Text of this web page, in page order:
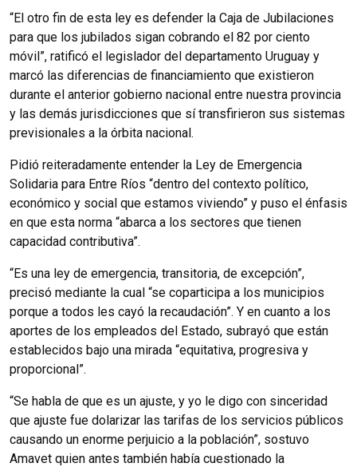
“El otro fin de esta ley es defender la Caja de Jubilaciones
para que los jubilados sigan cobrando el 82 por ciento
móvil”, ratificó el legislador del departamento Uruguay y
marcó las diferencias de financiamiento que existieron
durante el anterior gobierno nacional entre nuestra provincia
y las demás jurisdicciones que sí transfirieron sus sistemas
previsionales a la órbita nacional.
Pidió reiteradamente entender la Ley de Emergencia
Solidaria para Entre Ríos “dentro del contexto político,
económico y social que estamos viviendo” y puso el énfasis
en que esta norma “abarca a los sectores que tienen
capacidad contributiva”.
“Es una ley de emergencia, transitoria, de excepción”,
precisó mediante la cual “se coparticipa a los municipios
porque a todos les cayó la recaudación”. Y en cuanto a los
aportes de los empleados del Estado, subrayó que están
establecidos bajo una mirada “equitativa, progresiva y
proporcional”.
“Se habla de que es un ajuste, y yo le digo con sinceridad
que ajuste fue dolarizar las tarifas de los servicios públicos
causando un enorme perjuicio a la población”, sostuvo
Amavet quien antes también había cuestionado la